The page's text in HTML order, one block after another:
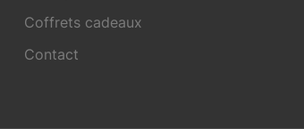
Coffrets cadeaux
Contact